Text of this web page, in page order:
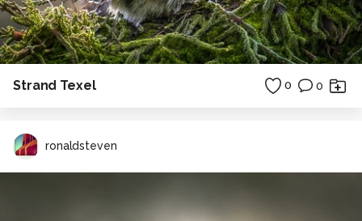
Strand Texel 0 0
ronaldsteven